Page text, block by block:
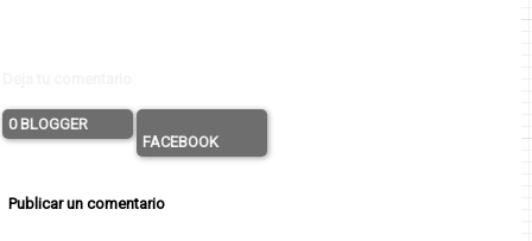
0 BLOGGER
FACEBOOK
Publicar un comentario